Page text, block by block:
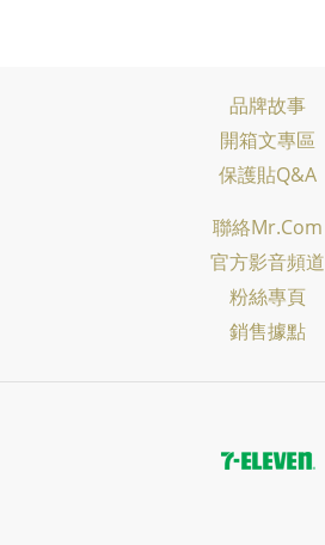
品牌故事
開箱文專區
保護貼Q&A
聯絡Mr.com
官方影音頻道
粉絲專頁
銷售據點